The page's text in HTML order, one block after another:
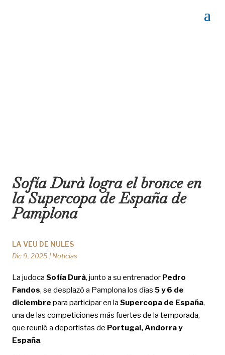
Sofía Durà logra el bronce en
la Supercopa de España de
Pamplona
LA VEU DE NULES
Dic 9, 2025 | Noticias
La judoca Sofía Durà, junto a su entrenador Pedro
Fandos, se desplazó a Pamplona los días 5 y 6 de
diciembre para participar en la Supercopa de España,
una de las competiciones más fuertes de la temporada,
que reunió a deportistas de Portugal, Andorra y
España.